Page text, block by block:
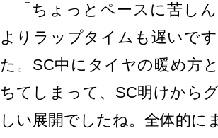
「ちょっとペースに苦し
よりラップタイムも遅いで
た。SC中にタイヤの暖め方
ちてしまって、SC明けから
しい展開でしたね。全体的に